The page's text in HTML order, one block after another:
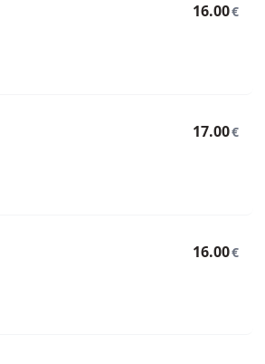
16.00€
17.00€
16.00€